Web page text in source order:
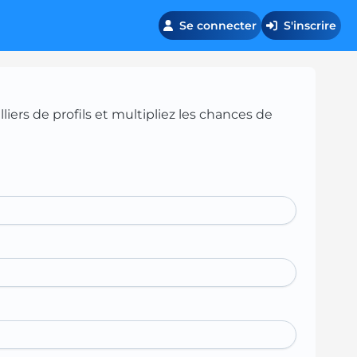
Se connecter S'inscrire
de profils et multipliez les chances de